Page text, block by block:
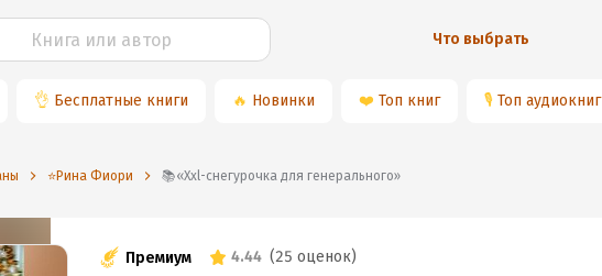
Что выбрать
👌 Бесплатные книги 🔥 Новинки ❤️ Топ книг 🎙 Топ аудиокниг
⭐️Рина Фиори 📚«Xxl-снегурочка для генерального»
Премиум 4.44 (25 оценок)